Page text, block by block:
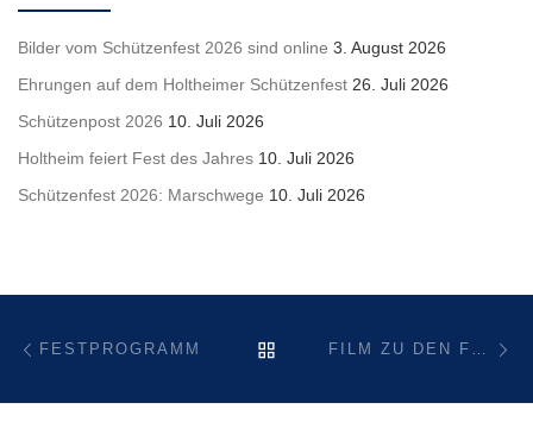
Bilder vom Schützenfest 2026 sind online 3. August 2026
Ehrungen auf dem Holtheimer Schützenfest 26. Juli 2026
Schützenpost 2026 10. Juli 2026
Holtheim feiert Fest des Jahres 10. Juli 2026
Schützenfest 2026: Marschwege 10. Juli 2026
Beitragsnavigation
FESTPROGRAMM ZURÜCK ZUR